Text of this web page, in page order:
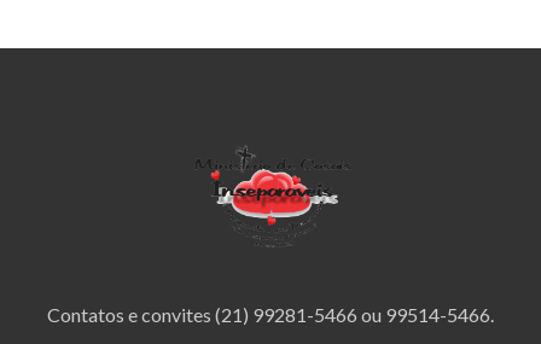
Contatos e convites (21) 99281-5466 ou 99514-5466.